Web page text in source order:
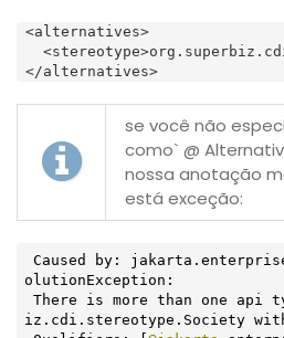
<alternatives>
</alternatives>
se você não
como` @
nossa anotação
está exceção:
olutionException:
iz.cdi.stereotype.Society